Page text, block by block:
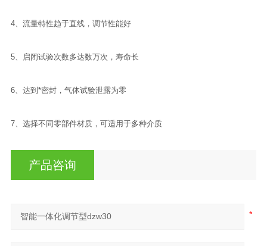
4、流量特性趋于直线，调节性能好
5、启闭试验次数多达数万次，寿命长
6、达到*密封，气体试验泄露为零
7、选择不同零部件材质，可适用于多种介质
产品咨询